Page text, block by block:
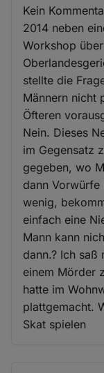
Kein
2014 neben
Workshop
stellte die
Männern nicht
Öfteren
Nein. Dieses
im Gegensatz
gegeben, wo
dann
wenig,
einfach eine
Mann kann
dann.? Ich saß
einem Mörder
hatte im
plattgemacht.
Skat spielen